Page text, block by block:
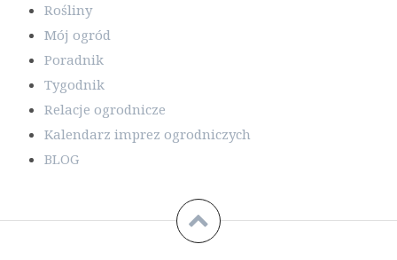
Rośliny
Mój ogród
Poradnik
Tygodnik
Relacje ogrodnicze
Kalendarz imprez ogrodniczych
BLOG